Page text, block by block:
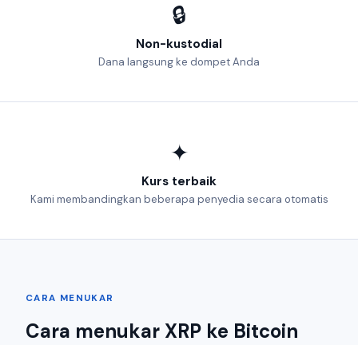
🔒
Non-kustodial
Dana langsung ke dompet Anda
✦
Kurs terbaik
Kami membandingkan beberapa penyedia secara otomatis
CARA MENUKAR
Cara menukar XRP ke Bitcoin